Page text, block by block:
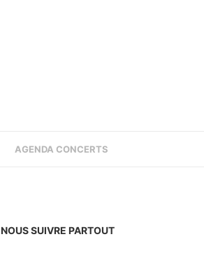
AGENDA CONCERTS
NOUS SUIVRE PARTOUT